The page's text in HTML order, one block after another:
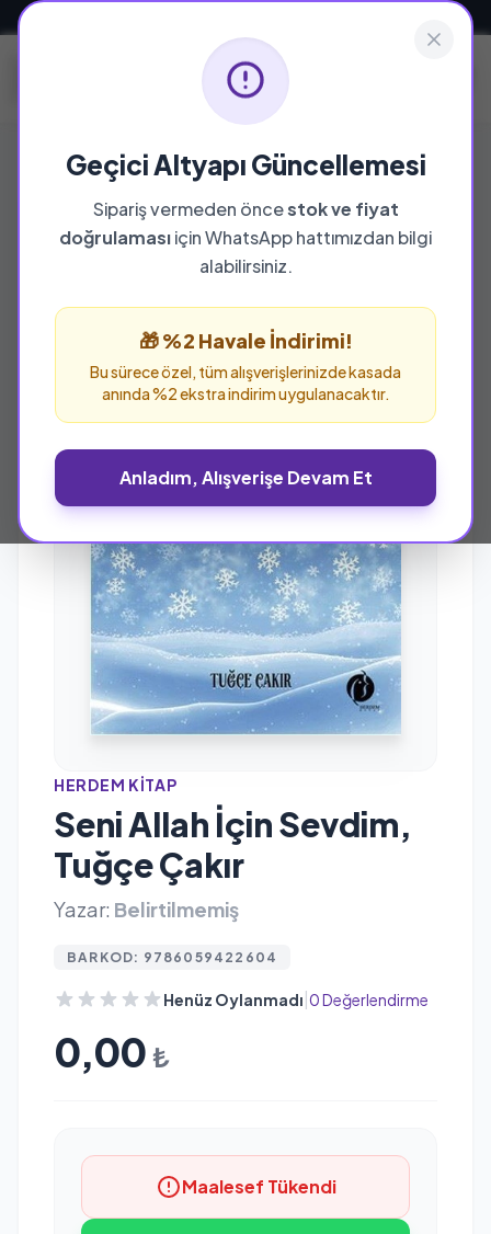
Geçici Altyapı Güncellemesi
Sipariş vermeden öncestok ve fiyat
doğrulamasıiçin WhatsApp hattımızdan bilgi
alabilirsiniz.
🎁 %2 Havale İndirimi!
Bu sürece özel, tüm alışverişlerinizde kasada
anında %2 ekstra indirim uygulanacaktır.
Anladım, Alışverişe Devam Et
HERDEM KITAP
Seni Allah İçin Sevdim,
Tuğçe Çakır
Yazar: Belirtilmemiş
BARKOD: 9786059422604
Henüz Oylanmadı|0 Değerlendirme
0,00 ₺
Maalesef Tükendi